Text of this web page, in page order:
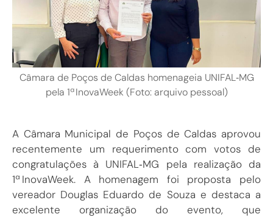
Câmara de Poços de Caldas homenageia UNIFAL‑MG
pela 1ª InovaWeek (Foto: arquivo pessoal)
A Câmara Municipal de Poços de Caldas aprovou
recentemente um requerimento com votos de
congratulações à UNIFAL‑MG pela realização da
1ª InovaWeek. A homenagem foi proposta pelo
vereador Douglas Eduardo de Souza e destaca a
excelente organização do evento, que